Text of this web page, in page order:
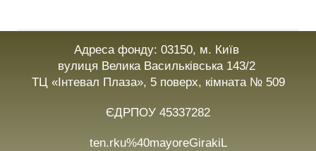
Адреса фонду: 03150, м. Київ
вулиця Велика Васильківська 143/2
ТЦ «Інтевал Плаза», 5 поверх, кімната № 509
ЄДРПОУ 45337282
ten.rku%40mayoreGirakiL